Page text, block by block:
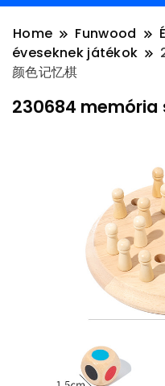
Home Funwood
éveseknek játékok
颜色记忆棋
230684 memória